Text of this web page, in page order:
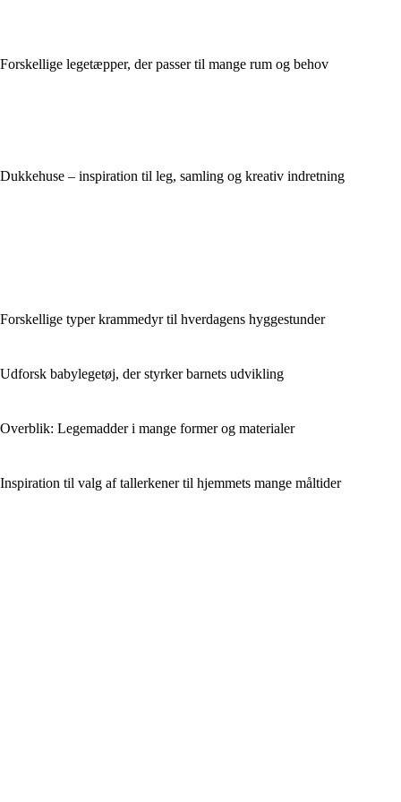
Forskellige legetæpper, der passer til mange rum og behov
Dukkehuse – inspiration til leg, samling og kreativ indretning
Forskellige typer krammedyr til hverdagens hyggestunder
Udforsk babylegetøj, der styrker barnets udvikling
Overblik: Legemadder i mange former og materialer
Inspiration til valg af tallerkener til hjemmets mange måltider